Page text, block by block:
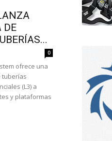
DE
0
ofrece una
tuberías
(L3) a
y plataformas